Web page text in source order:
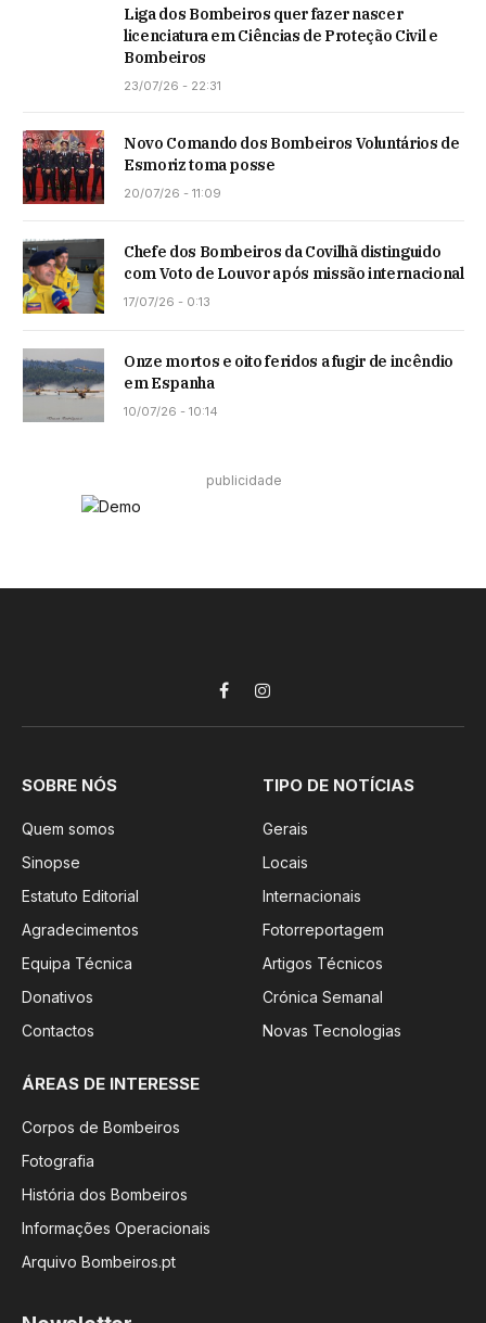
Liga dos Bombeiros quer fazer nascer
licenciatura em Ciências de Proteção Civil e
Bombeiros
23/07/26 - 22:31
Novo Comando dos Bombeiros Voluntários de
Esmoriz toma posse
20/07/26 - 11:09
Chefe dos Bombeiros da Covilhã distinguido
com Voto de Louvor após missão internacional
17/07/26 - 0:13
Onze mortos e oito feridos a fugir de incêndio
em Espanha
10/07/26 - 10:14
publicidade
FacebookInstagram
SOBRE NÓS
Quem somos
Sinopse
Estatuto Editorial
Agradecimentos
Equipa Técnica
Donativos
Contactos
TIPO DE NOTÍCIAS
Gerais
Locais
Internacionais
Fotorreportagem
Artigos Técnicos
Crónica Semanal
Novas Tecnologias
ÁREAS DE INTERESSE
Corpos de Bombeiros
Fotografia
História dos Bombeiros
Informações Operacionais
Arquivo Bombeiros.pt